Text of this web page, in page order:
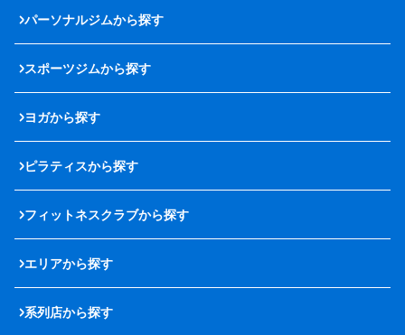
パーソナルジムから探す
スポーツジムから探す
ヨガから探す
ピラティスから探す
フィットネスクラブから探す
エリアから探す
系列店から探す